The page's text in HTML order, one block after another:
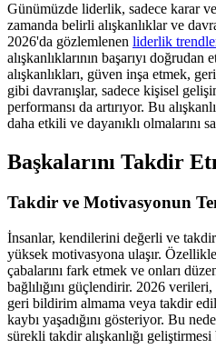
Günümüzde liderlik, sadece karar
zamanda belirli alışkanlıklar ve
2026'da gözlemlenen liderlik
alışkanlıklarının başarıyı
alışkanlıkları, güven inşa etmek,
gibi davranışlar, sadece kişisel
performansı da artırıyor. Bu
daha etkili ve dayanıklı olmalarını
Başkalarını Takdir
Takdir ve Motivasyonun
İnsanlar, kendilerini değerli ve
yüksek motivasyona ulaşır.
çabalarını fark etmek ve onları
bağlılığını güçlendirir. 2026
geri bildirim almama veya takdir
kaybı yaşadığını gösteriyor. Bu
sürekli takdir alışkanlığı